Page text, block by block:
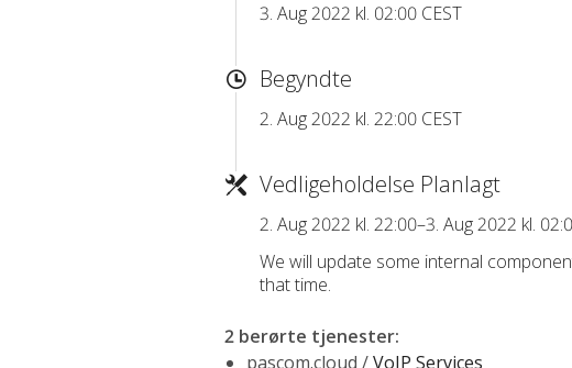
3. Aug 2022 kl. 02:00 CEST
Begyndte
2. Aug 2022 kl. 22:00 CEST
Vedligeholdelse Planlagt
2. Aug 2022 kl. 22:00–3. Aug 2022 kl.
We will update some internal
that time.
2 berørte tjenester:
pascom.cloud /VoIP Services